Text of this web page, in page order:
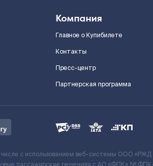
Компания
Главное о Купибилете
Контакты
Пресс-центр
Партнерская программа
с использованием веб-системы ООО